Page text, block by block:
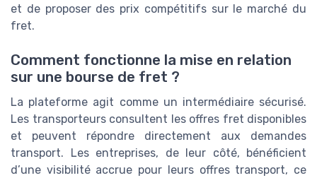
et de proposer des prix compétitifs sur le marché du
fret.
Comment fonctionne la mise en relation
sur une bourse de fret ?
La plateforme agit comme un intermédiaire sécurisé.
Les transporteurs consultent les offres fret disponibles
et peuvent répondre directement aux demandes
transport. Les entreprises, de leur côté, bénéficient
d’une visibilité accrue pour leurs offres transport, ce